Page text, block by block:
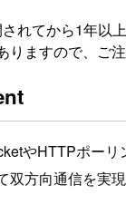
れてから1年以
ますので、ご注
やHTTPポーリ
双方向通信を実